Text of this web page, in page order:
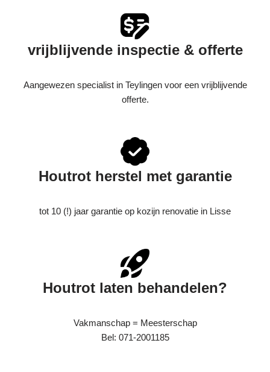
vrijblijvende inspectie & offerte
Aangewezen specialist in Teylingen voor een vrijblijvende
offerte.
Houtrot herstel met garantie
tot 10 (!) jaar garantie op kozijn renovatie in Lisse
Houtrot laten behandelen?
Vakmanschap = Meesterschap
Bel: 071-2001185